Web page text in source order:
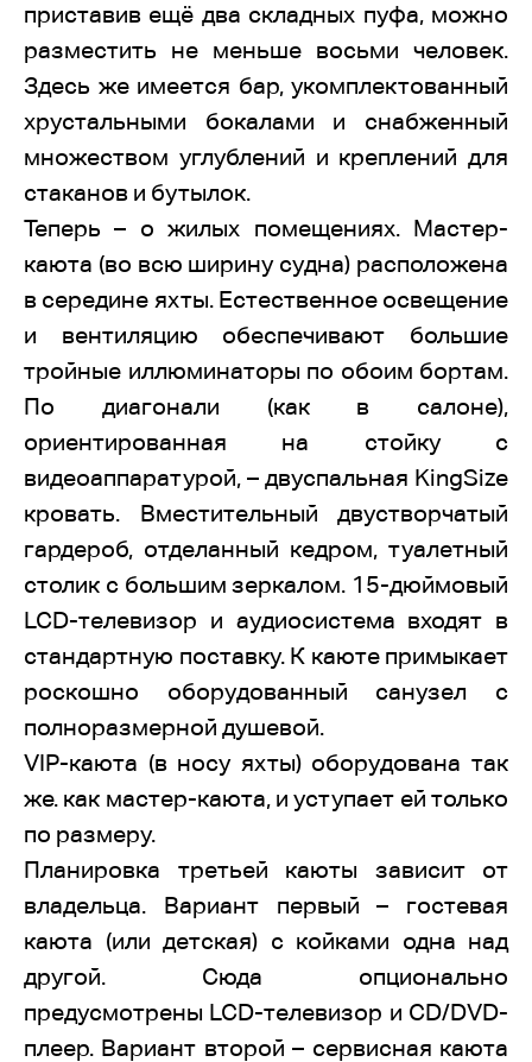
приставив ещё два складных пуфа, можно
разместить не меньше восьми человек.
Здесь же имеется бар, укомплектованный
хрустальными бокалами и снабженный
множеством углублений и креплений для
стаканов и бутылок.
Теперь – о жилых помещениях. Мастер-
каюта (во всю ширину судна) расположена
в середине яхты. Естественное освещение
и вентиляцию обеспечивают большие
тройные иллюминаторы по обоим бортам.
По диагонали (как в салоне),
ориентированная на стойку с
видеоаппаратурой, – двуспальная KingSize
кровать. Вместительный двустворчатый
гардероб, отделанный кедром, туалетный
столик с большим зеркалом. 15-дюймовый
LCD-телевизор и аудиосистема входят в
стандартную поставку. К каюте примыкает
роскошно оборудованный санузел с
полноразмерной душевой.
VIP-каюта (в носу яхты) оборудована так
же. как мастер-каюта, и уступает ей только
по размеру.
Планировка третьей каюты зависит от
владельца. Вариант первый – гостевая
каюта (или детская) с койками одна над
другой. Сюда опционально
предусмотрены LCD-телевизор и CD/DVD-
плеер. Вариант второй – сервисная каюта